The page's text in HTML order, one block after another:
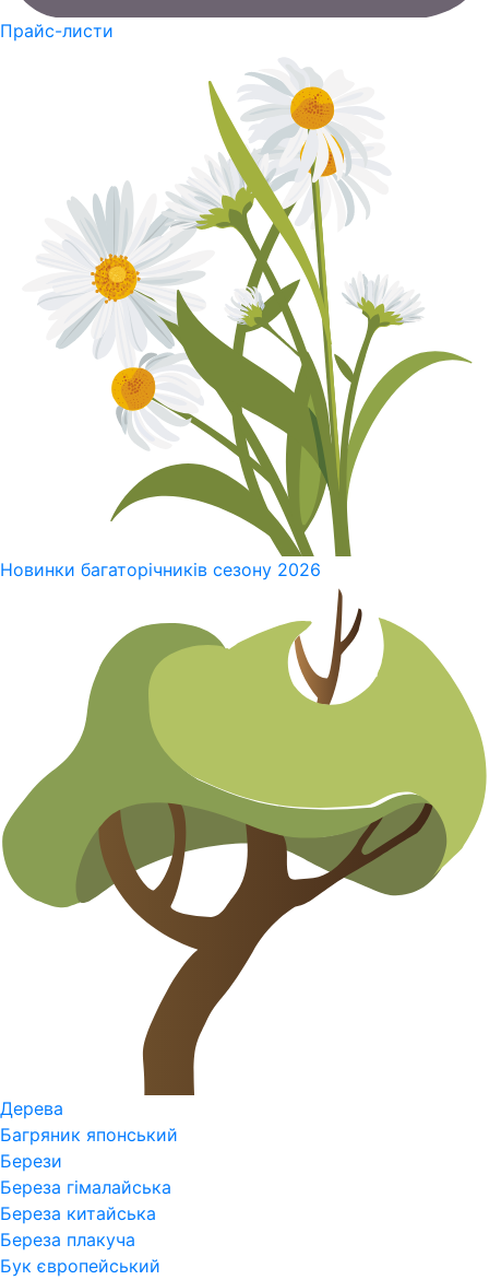
Прайс-листи
Новинки багаторічників сезону 2026
Дерева
Багряник японський
Берези
Береза гімалайська
Береза китайська
Береза плакуча
Бук європейський